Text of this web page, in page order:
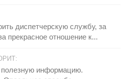
диспетчерскую службу, за
прекрасное отношение к...
информацию.